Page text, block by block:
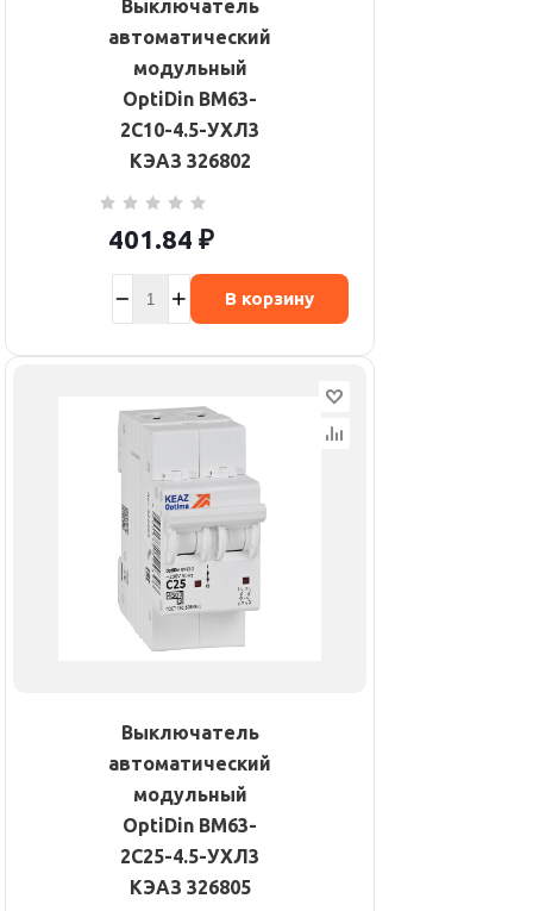
Выключатель
автоматический
модульный
OptiDin BM63-
2C10-4.5-УХЛ3
КЭАЗ 326802
401.84 ₽
В корзину
Выключатель
автоматический
модульный
OptiDin BM63-
2C25-4.5-УХЛ3
КЭАЗ 326805